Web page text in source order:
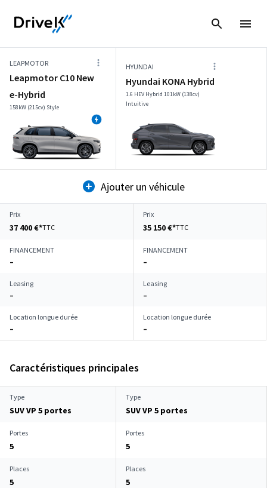
LEAPMOTOR
Leapmotor C10 New
e-Hybrid
158kW (215cv) Style
HYUNDAI
Hyundai KONA Hybrid
1.6 HEV Hybrid 101kW (138cv)
Intuitive
Ajouter un véhicule
Prix
37 400 €*TTC
Prix
35 150 €*TTC
FINANCEMENT
–
FINANCEMENT
–
Leasing
–
Leasing
–
Location longue durée
–
Location longue durée
–
Caractéristiques principales
Type
SUV VP 5 portes
Type
SUV VP 5 portes
Portes
5
Portes
5
Places
5
Places
5